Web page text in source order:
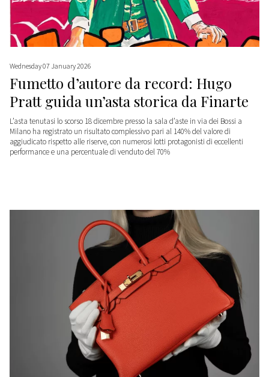
Wednesday 07 January 2026
Fumetto d’autore da record: Hugo
Pratt guida un’asta storica da Finarte
L’asta tenutasi lo scorso 18 dicembre presso la sala d’aste in via dei Bossi a
Milano ha registrato un risultato complessivo pari al 140% del valore di
aggiudicato rispetto alle riserve, con numerosi lotti protagonisti di eccellenti
performance e una percentuale di venduto del 70%